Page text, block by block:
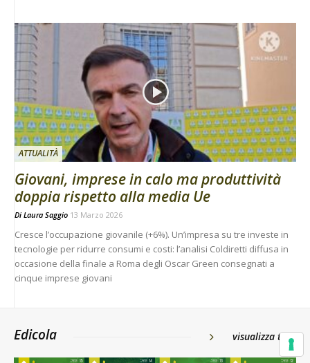
ATTUALITÀ
Giovani, imprese in calo ma produttività
doppia rispetto alla media Ue
Di Laura Saggio 13 Marzo 2026
Cresce l’occupazione giovanile (+6%). Un’impresa su tre investe in
tecnologie per ridurre consumi e costi: l’analisi Coldiretti diffusa in
occasione della finale a Roma degli Oscar Green consegnati a
cinque imprese giovani
Edicola visualizza tutti